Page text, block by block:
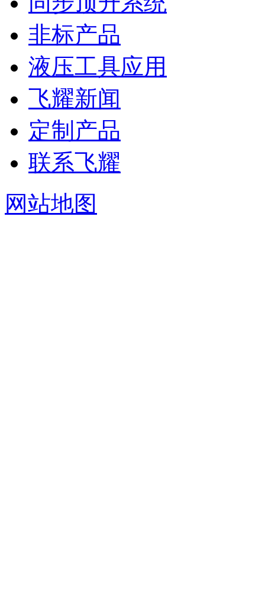
非标产品
液压工具应用
飞耀新闻
定制产品
联系飞耀
网站地图